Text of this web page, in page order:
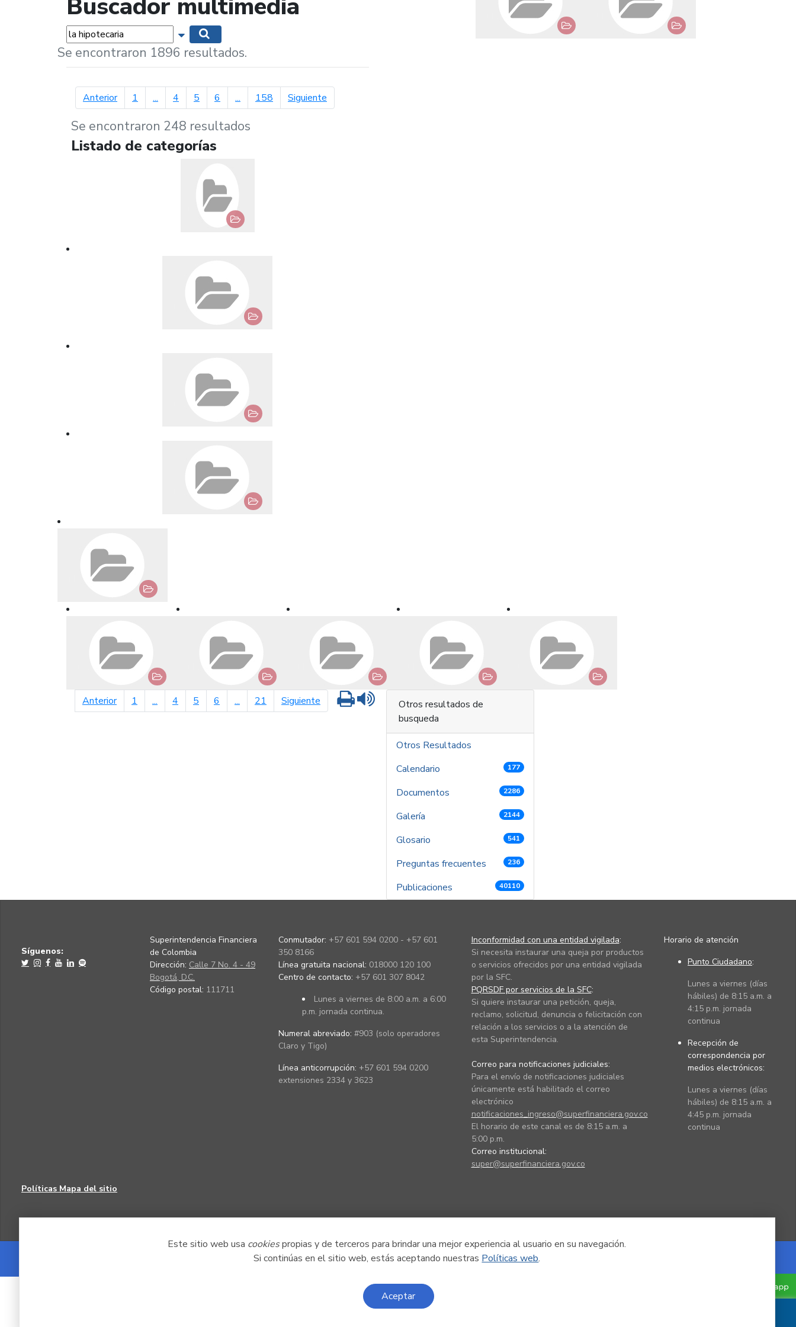
Este sitio web usa cookiespropias y de terceros para brindar una mejor experiencia al usuario en su navegación.
Si continúas en el sitio web, estás aceptando nuestras Políticas web.
Aceptar
Buscador multimedia
Palabras... Mostrar opciones de búsqueda
Se encontraron 1896 resultados.
Anteriorpágina anterior
1 ... 4 5 6 ... 158 Siguiente
Se encontraron 248 resultados
Listado de categorías
Anteriorpágina anterior
1 ... 4 5 6 ... 21 Siguientepágina siguiente
Imprimir
Otros resultados de
busqueda
Otros Resultados
Calendario
177
Documentos 2286
Galería 2144
Glosario 541
Preguntas frecuentes 236
Publicaciones 40110
Síguenos:
Superintendencia Financiera
de Colombia
Dirección: Calle 7 No. 4 - 49
Bogotá, D.C.
Código postal: 111711
Conmutador: +57 601 594 0200 - +57 601
350 8166
Línea gratuita nacional: 018000 120 100
Centro de contacto: +57 601 307 8042
Lunes a viernes de 8:00 a.m. a 6:00
p.m. jornada continua.
Numeral abreviado: #903 (solo operadores
Claro y Tigo)
Línea anticorrupción: +57 601 594 0200
extensiones 2334 y 3623
Inconformidad con una entidad vigilada:
Si necesita instaurar una queja por productos
o servicios ofrecidos por una entidad vigilada
por la SFC.
PQRSDF por servicios de la SFC:
Si quiere instaurar una petición, queja,
reclamo, solicitud, denuncia o felicitación con
relación a los servicios o a la atención de
esta Superintendencia.
Correo para notificaciones judiciales:
Para el envío de notificaciones judiciales
únicamente está habilitado el correo
electrónico
notificaciones_ingreso@superfinanciera.gov.co
El horario de este canal es de 8:15 a.m. a
5:00 p.m.
Correo institucional:
super@superfinanciera.gov.co
Horario de atención
Punto Ciudadano:
Lunes a viernes (días
hábiles) de 8:15 a.m. a
4:15 p.m. jornada
continua
Recepción de
correspondencia por
medios electrónicos:
Lunes a viernes (días
hábiles) de 8:15 a.m. a
4:45 p.m. jornada
continua
Políticas Mapa del sitio
Powered by Nexura